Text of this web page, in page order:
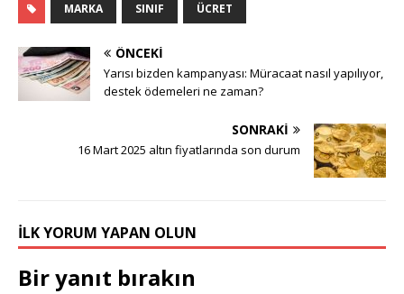
MARKA SINIF ÜCRET
ÖNCEKI
Yarısı bizden kampanyası: Müracaat nasıl yapılıyor,
destek ödemeleri ne zaman?
SONRAKI
16 Mart 2025 altın fiyatlarında son durum
İLK YORUM YAPAN OLUN
Bir yanıt bırakın